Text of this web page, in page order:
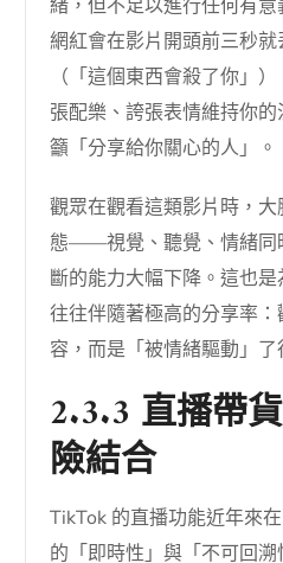
緒，但不足以進行任何有意
網紅會在影片開頭前三秒
（「這個東西會殺了你」
張配樂、誇張表情維持你
籲「分享給你關心的人」。
觀眾在觀看這類影片時，
態——視覺、聽覺、情緒同
斷的能力大幅下降。這也
往往伴隨著極高的分享率
容，而是「被情緒驅動」了
2.3.3 直播帶
險結合
TikTok 的直播功能近年來
的「即時性」與「不可回